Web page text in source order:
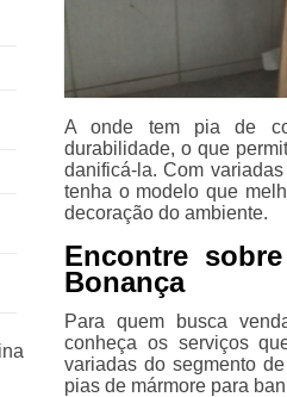
A onde tem pia de
durabilidade, o que
danificá-la. Com
tenha o modelo que
decoração do ambiente.
Encontre
Bonança
Para quem busca
conheça os serviços
variadas do segmento
pias de mármore para